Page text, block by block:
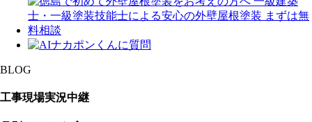
BLOG
工事現場実況中継